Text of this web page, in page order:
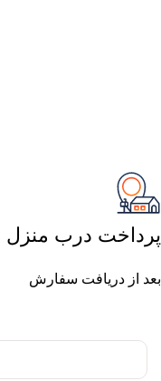
پرداخت درب منزل
بعد از دریافت سفارش